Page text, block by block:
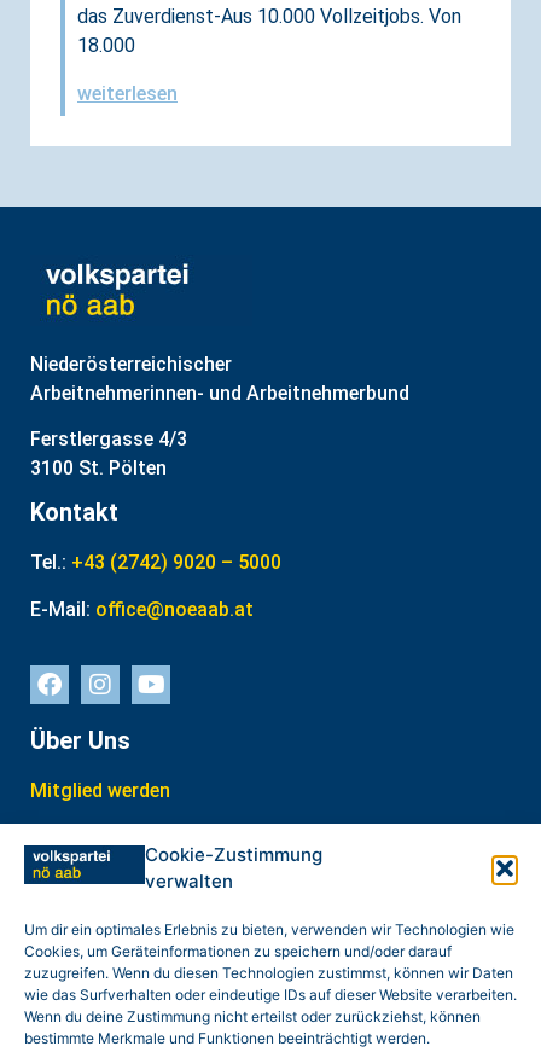
Cookie-Zustimmung
verwalten
Um dir ein optimales Erlebnis zu bieten, verwenden wir Technologien wie
Cookies, um Geräteinformationen zu speichern und/oder darauf
zuzugreifen. Wenn du diesen Technologien zustimmst, können wir Daten
wie das Surfverhalten oder eindeutige IDs auf dieser Website verarbeiten.
Wenn du deine Zustimmung nicht erteilst oder zurückziehst, können
bestimmte Merkmale und Funktionen beeinträchtigt werden.
das Zuverdienst-Aus 10.000 Vollzeitjobs. Von
18.000
weiterlesen
Niederösterreichischer
Arbeitnehmerinnen- und Arbeitnehmerbund
Ferstlergasse 4/3
3100 St. Pölten
Kontakt
Tel.: +43 (2742) 9020 – 5000
E-Mail: office@noeaab.at
Über Uns
Mitglied werden
In Kontakt treten
weitere Links
Datenschutz
Impressum